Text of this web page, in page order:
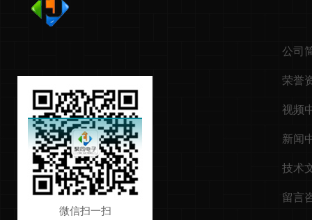
微信扫一扫
公司
荣誉
视频
新闻
技术
留言